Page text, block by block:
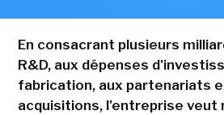
En consacrant plusieurs
R&D, aux dépenses
fabrication, aux partenariats
acquisitions, l'entreprise veut